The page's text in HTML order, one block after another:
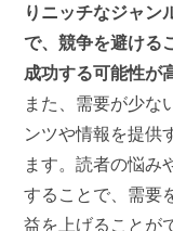
りニッチなジャン
で、競争を避ける
成功する可能性が
また、需要が少な
ンツや情報を提供
ます。読者の悩み
することで、需要
益を上げることが